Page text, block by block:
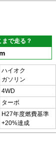
で走る？
ハイオク
ガソリン
4WD
ターボ
H27年度燃費基準
+20%達成